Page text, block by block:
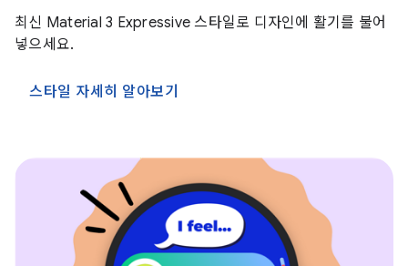
최신 Material 3 Expressive 스타일로 디자인에 활기를 불어
넣으세요.
스타일 자세히 알아보기